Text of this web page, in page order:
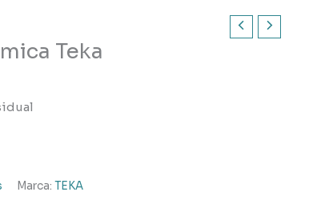
Teka
Marca:TEKA